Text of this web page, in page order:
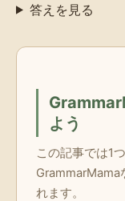
答えを見る
よう
この記事では1
GrammarMama
れます。